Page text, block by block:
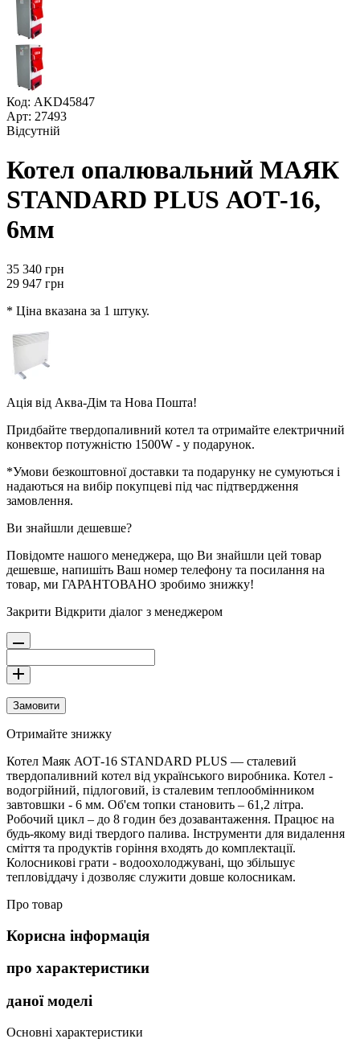
Код: AKD45847
Арт: 27493
Відсутній
Котел опалювальний МАЯК
STANDARD PLUS АОТ-16,
6мм
35 340 грн
29 947 грн
* Ціна вказана за 1 штуку.
Ація від Аква-Дім та Нова Пошта!
Придбайте твердопаливний котел та отримайте електричний
конвектор потужністю 1500W - у подарунок.
*Умови безкоштовної доставки та подарунку не сумуються і
надаються на вибір покупцеві під час підтвердження
замовлення.
Ви знайшли дешевше?
Повідомте нашого менеджера, що Ви знайшли цей товар
дешевше, напишіть Ваш номер телефону та посилання на
товар, ми ГАРАНТОВАНО зробимо знижку!
Закрити Відкрити діалог з менеджером
Замовити
Отримайте знижку
Котел Маяк АОТ-16 STANDARD PLUS — сталевий
твердопаливний котел від українського виробника. Котел -
водогрійний, підлоговий, із сталевим теплообмінником
завтовшки - 6 мм. Об'єм топки становить – 61,2 літра.
Робочий цикл – до 8 годин без дозавантаження. Працює на
будь-якому виді твердого палива. Інструменти для видалення
сміття та продуктів горіння входять до комплектації.
Колосникові грати - водоохолоджувані, що збільшує
тепловіддачу і дозволяє служити довше колосникам.
Про товар
Корисна інформація
про характеристики
даної моделі
Основні характеристики